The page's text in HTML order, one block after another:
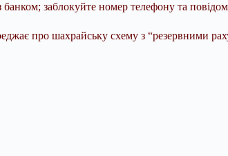
банком; заблокуйте номер телефону та
про шахрайську схему з “резервними